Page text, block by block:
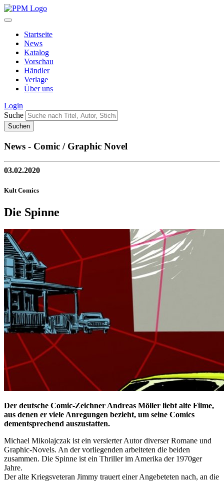
Startseite
News
Katalog
Vorschau
Händler
Verlage
Über uns
Login
Suche
News - Comic / Graphic Novel
03.02.2020
Kult Comics
Die Spinne
Der deutsche Comic-Zeichner Andreas Möller liebt alte Filme,
aus denen er viele Anregungen bezieht, um seine Comics
dementsprechend auszustatten.
Michael Mikolajczak ist ein versierter Autor diverser Romane und
Graphic-Novels. An der vorliegenden arbeiteten die beiden
zusammen. Die Spinne ist ein Thriller im Amerika der 1970ger
Jahre.
Der alte Kriegsveteran Jimmy trauert einer Angebeteten nach, an die